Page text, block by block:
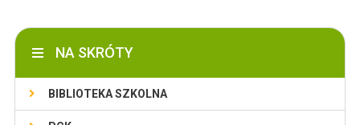
NA SKRÓTY
BIBLIOTEKA SZKOLNA